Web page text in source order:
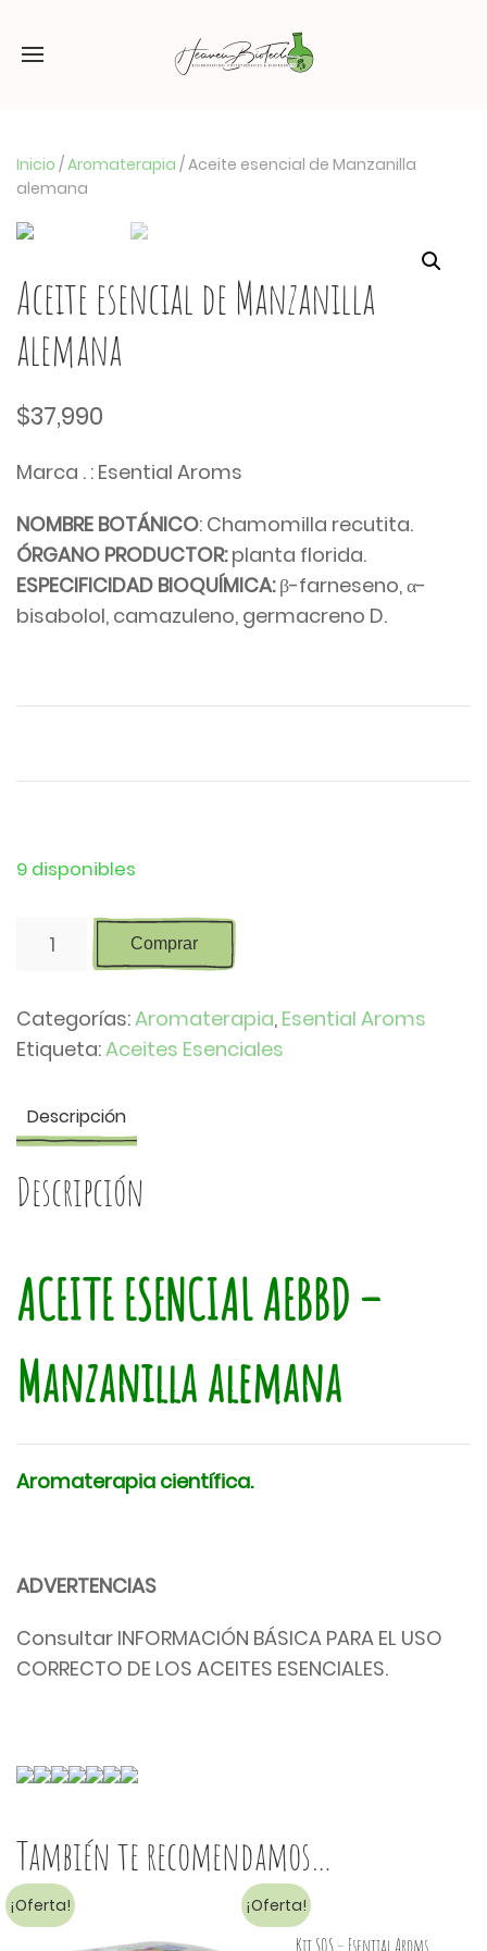
Inicio /Aromaterapia / Aceite esencial de Manzanilla
alemana
Aceite esencial de Manzanilla
alemana
$37,990
Marca . : Esential Aroms
NOMBRE BOTÁNICO: Chamomilla recutita.
ÓRGANO PRODUCTOR:planta florida.
ESPECIFICIDAD BIOQUÍMICA:β-farneseno, α-
bisabolol, camazuleno, germacreno D.
9 disponibles
Aceite
esencial
Manzanilla
alemana
Comprar
Categorías:Aromaterapia, Esential Aroms
Etiqueta:Aceites Esenciales
Descripción
Descripción
ACEITE ESENCIAL AEBBD –
Manzanilla alemana
Aromaterapia científica.
ADVERTENCIAS
Consultar INFORMACIÓN BÁSICA PARA EL USO
CORRECTO DE LOS ACEITES ESENCIALES.
También te recomendamos…
¡Oferta! ¡Oferta!
Kit SOS – Esential Aroms